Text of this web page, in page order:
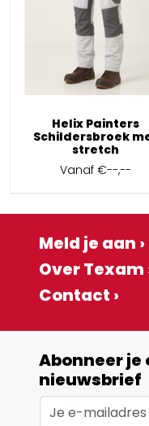
Helix Painters
Schildersbroek
stretch
Vanaf€--,--
Meld je aan ›
Over Texam
Contact ›
Abonneer je
nieuwsbrief